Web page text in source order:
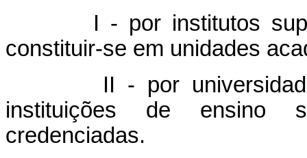
I - por institutos
constituir-se em unidades
II - por universidades,
instituições de ensino
credenciadas.